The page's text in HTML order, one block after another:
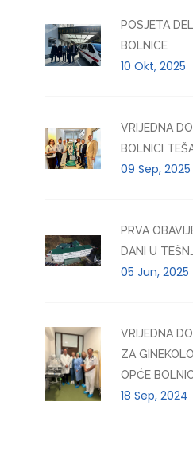
POSJETA
BOLNICE
10 Okt, 2025
VRIJEDNA
BOLNICI
09 Sep, 2025
PRVA
DANI U
05 Jun, 2025
VRIJEDNA
ZA
OPĆE
18 Sep, 2024